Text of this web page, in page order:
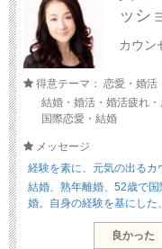
ッシ
カウン
得意テーマ： 恋愛・婚活
結婚・婚活・婚活疲れ
国際恋愛・結婚
メッセージ
経験を素に、元気の出るカ
結婚、熟年離婚、52歳で
婚。自身の経験を基にした
良かった